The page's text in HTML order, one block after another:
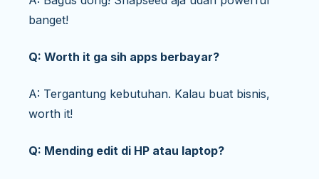
banget!
Q: Worth it ga sih apps berbayar?
A: Tergantung kebutuhan. Kalau buat bisnis,
worth it!
Q: Mending edit di HP atau laptop?